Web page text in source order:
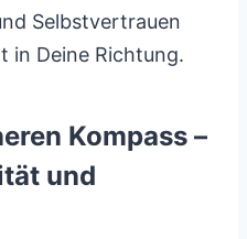
Selbstvertrauen
in Deine Richtung.
Kompass –
und